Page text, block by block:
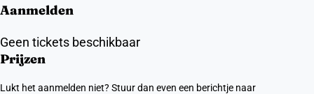
Aanmelden
Geen tickets beschikbaar
Prijzen
Lukt het aanmelden niet? Stuur dan even een berichtje naar